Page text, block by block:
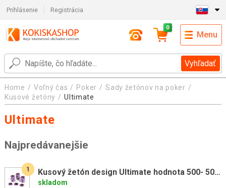
Prihlásenie Registrácia
Vyhľadať
0
Menu
Home Voľný čas Poker
Sady žetónov na poker
Kusové žetóny
Ultimate
Ultimate
Najpredávanejšie
1 Kusový žetón design Ultimate hodnota 500- 50 ks
skladom